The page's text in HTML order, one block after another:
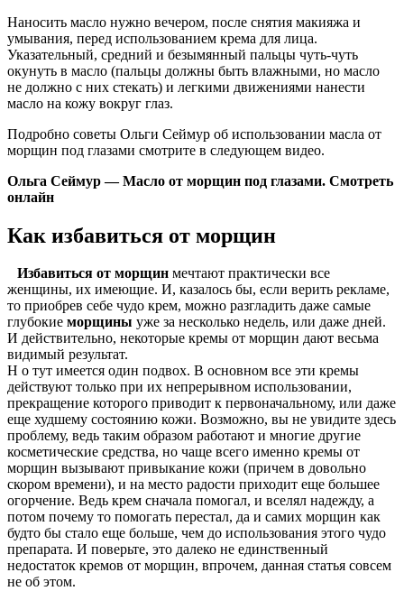
Наносить масло нужно вечером, после снятия макияжа и
умывания, перед использованием крема для лица.
Указательный, средний и безымянный пальцы чуть-чуть
окунуть в масло (пальцы должны быть влажными, но масло
не должно с них стекать) и легкими движениями нанести
масло на кожу вокруг глаз.
Подробно советы Ольги Сеймур об использовании масла от
морщин под глазами смотрите в следующем видео.
Ольга Сеймур — Масло от морщин под глазами. Смотреть
онлайн
Как избавиться от морщин
Избавиться от морщин мечтают практически все
женщины, их имеющие. И, казалось бы, если верить рекламе,
то приобрев себе чудо крем, можно разгладить даже самые
глубокие морщины уже за несколько недель, или даже дней.
И действительно, некоторые кремы от морщин дают весьма
видимый результат.
Н о тут имеется один подвох. В основном все эти кремы
действуют только при их непрерывном использовании,
прекращение которого приводит к первоначальному, или даже
еще худшему состоянию кожи. Возможно, вы не увидите здесь
проблему, ведь таким образом работают и многие другие
косметические средства, но чаще всего именно кремы от
морщин вызывают привыкание кожи (причем в довольно
скором времени), и на место радости приходит еще большее
огорчение. Ведь крем сначала помогал, и вселял надежду, а
потом почему то помогать перестал, да и самих морщин как
будто бы стало еще больше, чем до использования этого чудо
препарата. И поверьте, это далеко не единственный
недостаток кремов от морщин, впрочем, данная статья совсем
не об этом.